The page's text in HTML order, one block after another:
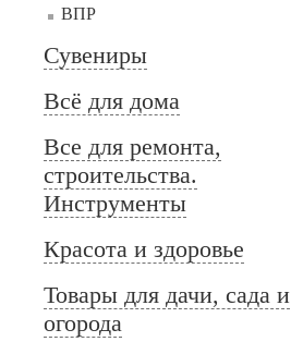
ВПР
Сувениры
Всё для дома
Все для ремонта,
строительства.
Инструменты
Красота и здоровье
Товары для дачи, сада и
огорода